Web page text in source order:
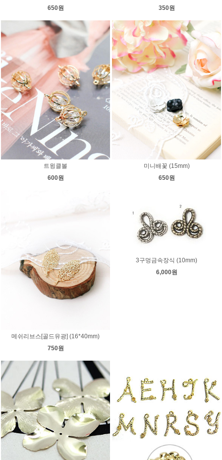
650원
350원
트윙클볼
600원
미니배꽃 (15mm)
650원
메쉬리브스[골드유광] (16*40mm)
750원
3구멍금속장식 (10mm)
6,000원